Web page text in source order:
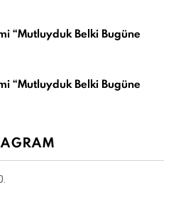
“Mutluyduk Belki Bugüne
“Mutluyduk Belki Bugüne